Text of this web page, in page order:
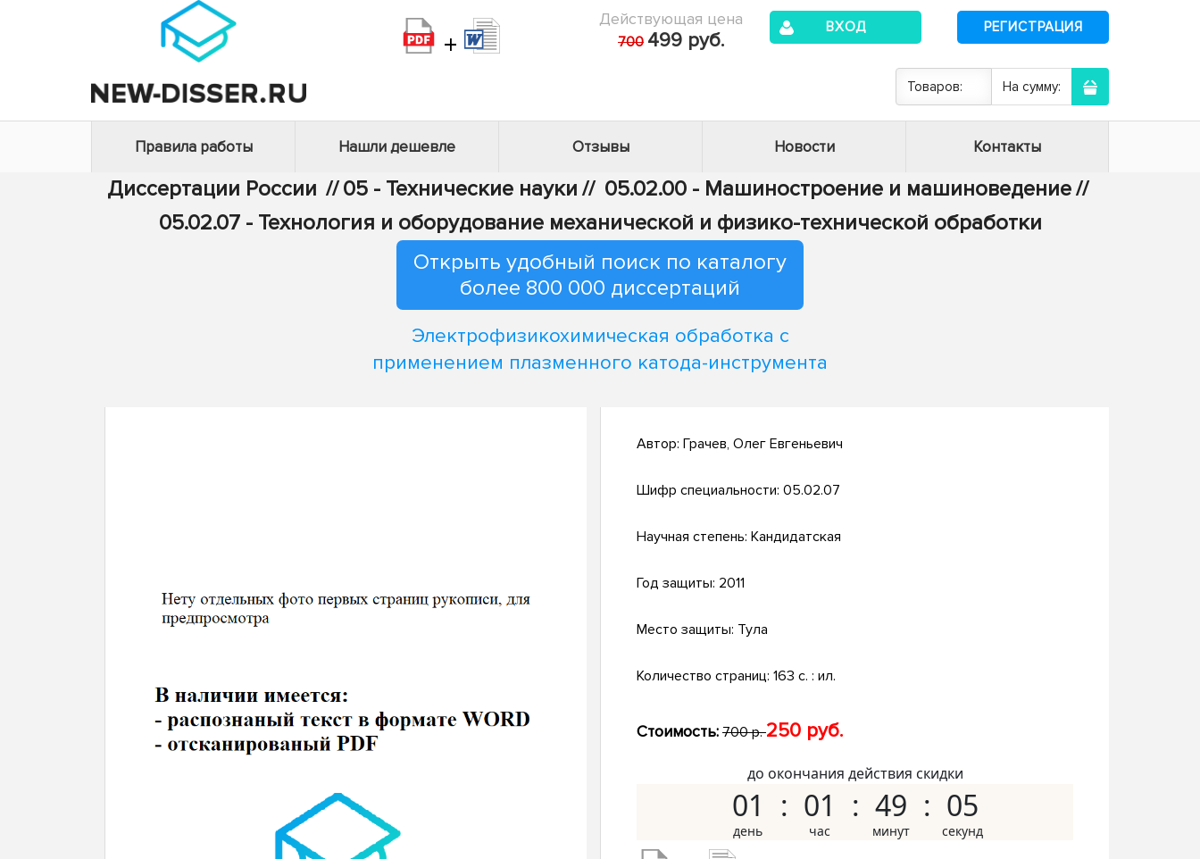
+
Действующая цена
700 499 руб.
ВХОД РЕГИСТРАЦИЯ
Товаров: На сумму:
Правила работы Нашли дешевле Отзывы Новости Контакты
Диссертации России // 05 - Технические науки // 05.02.00 - Машиностроение и машиноведение//
05.02.07 - Технология и оборудование механической и физико-технической обработки
Открыть удобный поиск по каталогу
более 800 000 диссертаций
Электрофизикохимическая обработка с
применением плазменного катода-инструмента
Автор: Грачев, Олег Евгеньевич
Шифр специальности: 05.02.07
Научная степень: Кандидатская
Год защиты: 2011
Место защиты: Тула
Количество страниц: 163 с. : ил.
Стоимость: 700 р.250 руб.
до окончания действия скидки
01 01 49 04